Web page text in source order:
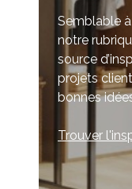
Semblable
notre
source
projets
bonnes
Trouver